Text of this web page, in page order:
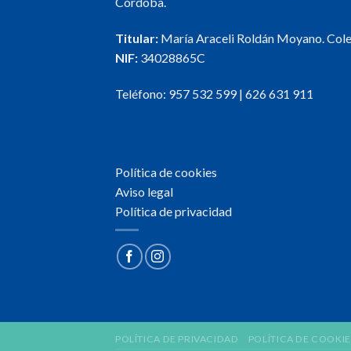
Titular: María Araceli Roldán Moyano.
NIF: 34028865C
Teléfono: 957 532 599| 626 631 911
Política de cookies
Aviso legal
Política de privacidad
POLÍTICA DE PRIVACIDAD POLÍTICA DE